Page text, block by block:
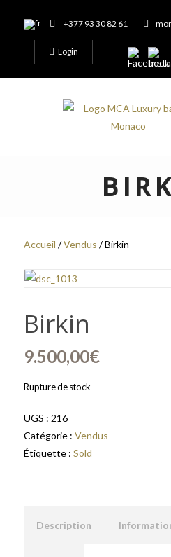
+377 93 30 82 61
Login
Accueil /Vendus / Birkin
Birkin
9.500,00€
Rupture de stock
UGS : 216
Catégorie : Vendus
Étiquette : Sold
Description